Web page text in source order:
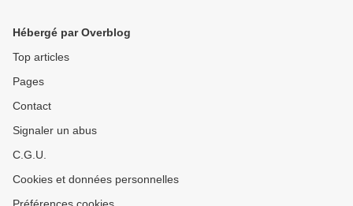
Hébergé par Overblog
Top articles
Pages
Contact
Signaler un abus
C.G.U.
Cookies et données personnelles